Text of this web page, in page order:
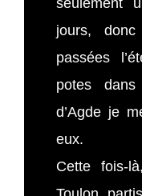
seulement
jours,
passées
potes dans
d’Agde je
eux.
Cette fois-